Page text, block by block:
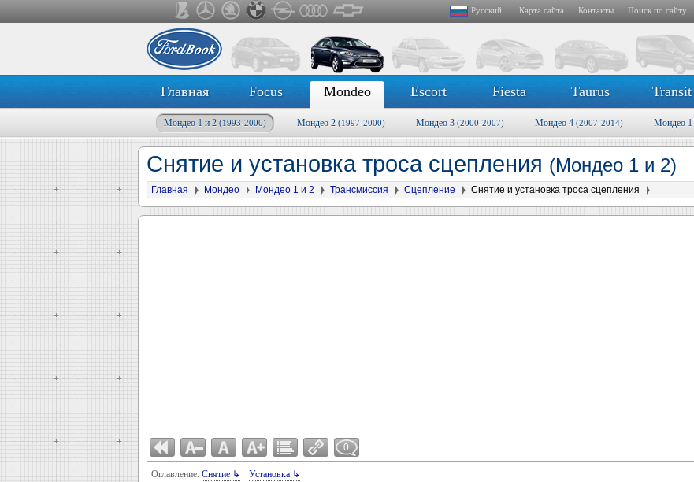
Русский Карта сайта Контакты Поиск по сайту
Главная Focus Mondeo Escort Fiesta Taurus Transit
Мондео 1 и 2 (1993-2000) Мондео 2 (1997-2000) Мондео 3 (2000-2007) Мондео 4 (2007-2014) Мондео 1
Снятие и установка троса сцепления (Мондео 1 и 2)
Главная Мондео Мондео 1 и 2 Трансмиссия Сцепление Снятие и установка троса сцепления
0
Оглавление: Снятие ↳ Установка ↳